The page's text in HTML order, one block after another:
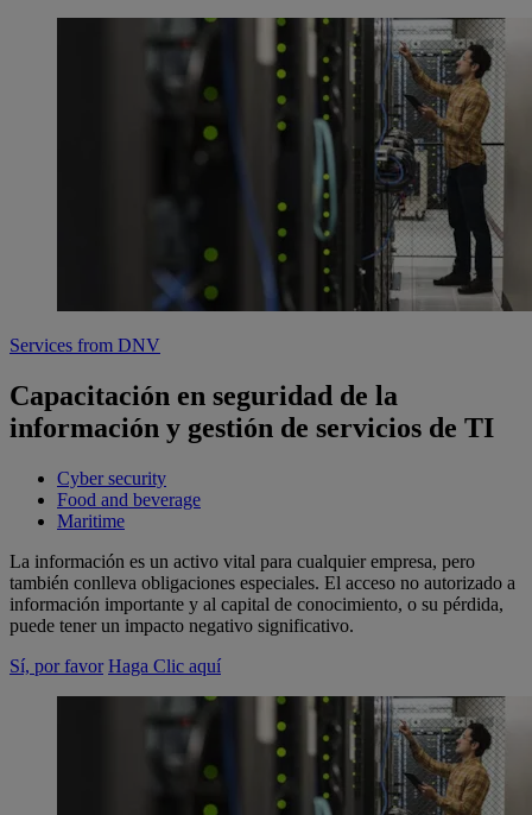
Services from DNV
Capacitación en seguridad de la
información y gestión de servicios de TI
Cyber security
Food and beverage
Maritime
La información es un activo vital para cualquier empresa, pero
también conlleva obligaciones especiales. El acceso no autorizado a
información importante y al capital de conocimiento, o su pérdida,
puede tener un impacto negativo significativo.
Sí, por favor Haga Clic aquí